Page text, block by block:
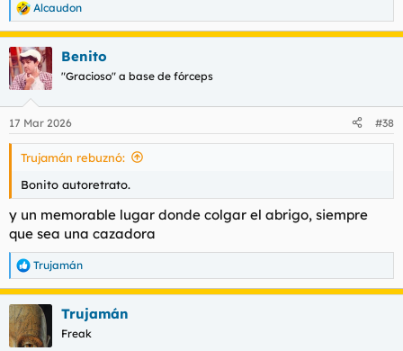
R
e
a
c
c
i
e
s
Alcaudon
Benito
"Gracioso" a base de fórceps
17 Mar 2026 #38
Trujamán rebuznó:
Bonito autoretrato.
y un memorable lugar donde colgar el abrigo, siempre
que sea una cazadora
R
e
a
c
c
i
Trujamán
Trujamán
Freak